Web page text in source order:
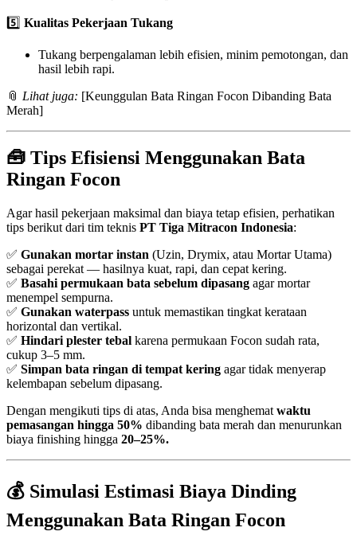
5️⃣ Kualitas Pekerjaan Tukang
Tukang berpengalaman lebih efisien, minim pemotongan, dan
hasil lebih rapi.
📎 Lihat juga: [Keunggulan Bata Ringan Focon Dibanding Bata
Merah]
🧰 Tips Efisiensi Menggunakan Bata
Ringan Focon
Agar hasil pekerjaan maksimal dan biaya tetap efisien, perhatikan
tips berikut dari tim teknis PT Tiga Mitracon Indonesia:
✅ Gunakan mortar instan (Uzin, Drymix, atau Mortar Utama)
sebagai perekat — hasilnya kuat, rapi, dan cepat kering.
✅ Basahi permukaan bata sebelum dipasang agar mortar
menempel sempurna.
✅ Gunakan waterpass untuk memastikan tingkat kerataan
horizontal dan vertikal.
✅ Hindari plester tebal karena permukaan Focon sudah rata,
cukup 3–5 mm.
✅ Simpan bata ringan di tempat kering agar tidak menyerap
kelembapan sebelum dipasang.
Dengan mengikuti tips di atas, Anda bisa menghemat waktu
pemasangan hingga 50% dibanding bata merah dan menurunkan
biaya finishing hingga 20–25%.
💰 Simulasi Estimasi Biaya Dinding
Menggunakan Bata Ringan Focon